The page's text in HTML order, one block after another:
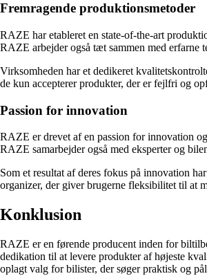
Fremragende produktionsmetoder
RAZE har etableret en state-of-the-art
RAZE arbejder også tæt sammen med erfarne
Virksomheden har et dedikeret
de kun accepterer produkter, der er fejlfri og
Passion for innovation
RAZE er drevet af en passion for innovation
RAZE samarbejder også med eksperter og
Som et resultat af deres fokus på innovation
organizer, der giver brugerne fleksibilitet til at
Konklusion
RAZE er en førende producent inden for
dedikation til at levere produkter af højeste
oplagt valg for bilister, der søger praktisk og